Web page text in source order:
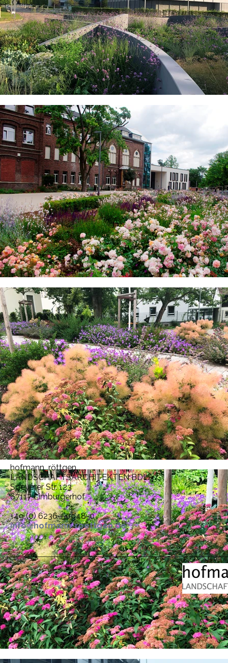
hofmann_röttgen
LANDSCHAFTSARCHITEKTEN BDLA
Speyerer Str. 123
67117 Limburgerhof
+49 (0) 6236-50948-0
info@hofmann-roettgen.de